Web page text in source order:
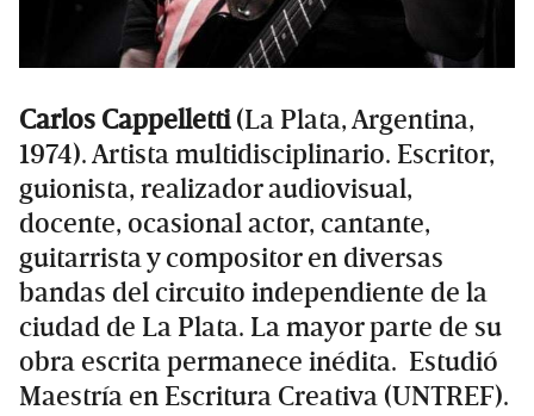
Carlos Cappelletti(La Plata, Argentina,
1974). Artista multidisciplinario. Escritor,
guionista, realizador audiovisual,
docente, ocasional actor, cantante,
guitarrista y compositor en diversas
bandas del circuito independiente de la
ciudad de La Plata. La mayor parte de su
obra escrita permanece inédita. Estudió
Maestría en Escritura Creativa (UNTREF).